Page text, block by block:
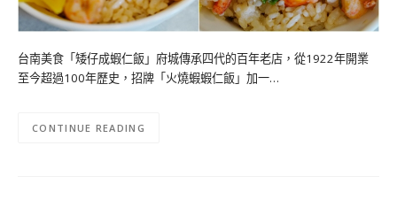
台南美食「矮仔成蝦仁飯」府城傳承四代的百年老店，從1922年開業
至今超過100年歷史，招牌「火燒蝦蝦仁飯」加一…
CONTINUE READING